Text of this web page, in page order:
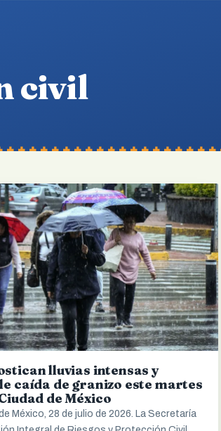
civil
lluvias intensas y
caída de granizo este martes
de México
México, 28 de julio de 2026. La Secretaría